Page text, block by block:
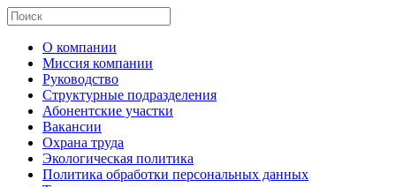
О компании
Миссия компании
Руководство
Структурные подразделения
Абонентские участки
Вакансии
Охрана труда
Экологическая политика
Политика обработки персональных данных